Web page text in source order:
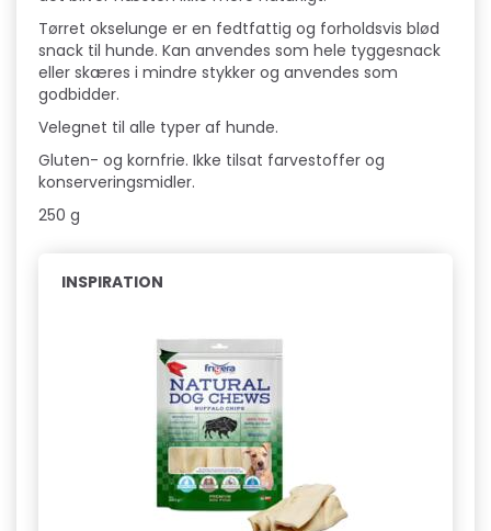
Tørret okselunge er en fedtfattig og forholdsvis blød
snack til hunde. Kan anvendes som hele tyggesnack
eller skæres i mindre stykker og anvendes som
godbidder.
Velegnet til alle typer af hunde.
Gluten- og kornfrie. Ikke tilsat farvestoffer og
konserveringsmidler.
250 g
INSPIRATION